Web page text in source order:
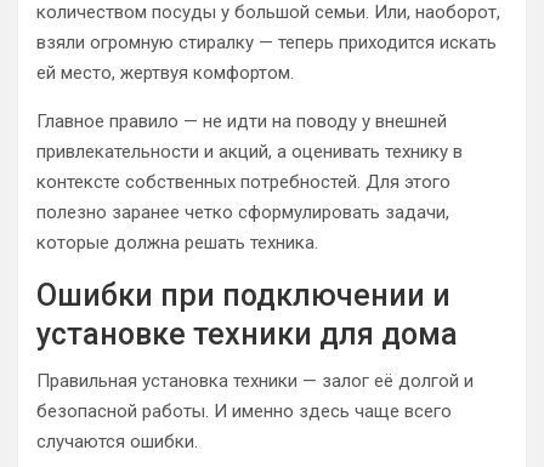
количеством посуды у большой семьи. Или, наоборот,
взяли огромную стиралку — теперь приходится искать
ей место, жертвуя комфортом.
Главное правило — не идти на поводу у внешней
привлекательности и акций, а оценивать технику в
контексте собственных потребностей. Для этого
полезно заранее четко сформулировать задачи,
которые должна решать техника.
Ошибки при подключении и
установке техники для дома
Правильная установка техники — залог её долгой и
безопасной работы. И именно здесь чаще всего
случаются ошибки.